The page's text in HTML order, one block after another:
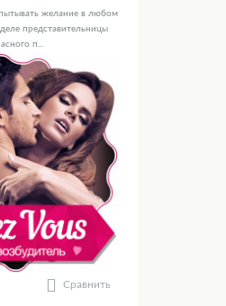
желание в любом
представительницы
п...
Сравнить